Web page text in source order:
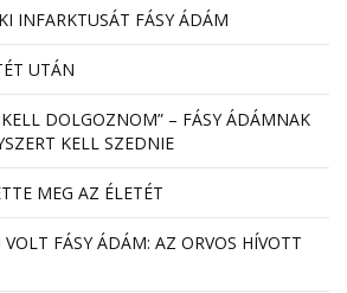
INFARKTUSÁT FÁSY ÁDÁM
UTÁN
DOLGOZNOM” – FÁSY ÁDÁMNAK
KELL SZEDNIE
MEG AZ ÉLETÉT
VOLT FÁSY ÁDÁM: AZ ORVOS HÍVOTT